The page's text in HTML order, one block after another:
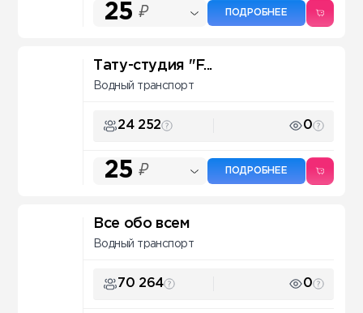
25 ₽ ПОДРОБНЕЕ
Тату-студия "F...
Водный транспорт
24 252 0
25 ₽ ПОДРОБНЕЕ
Все обо всем
Водный транспорт
70 264 0